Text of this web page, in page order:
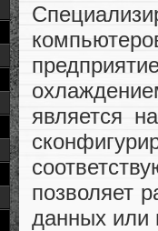
является
позволяет
данных или